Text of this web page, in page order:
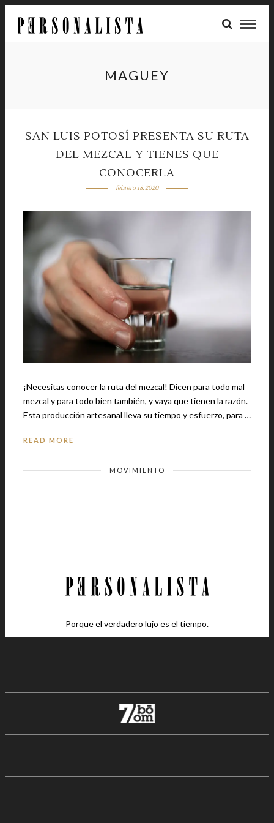
MAGUEY
SAN LUIS POTOSÍ PRESENTA SU RUTA
DEL MEZCAL Y TIENES QUE
CONOCERLA
febrero 18, 2020
¡Necesitas conocer la ruta del mezcal! Dicen para todo mal
mezcal y para todo bien también, y vaya que tienen la razón.
Esta producción artesanal lleva su tiempo y esfuerzo, para …
READ MORE
MOVIMIENTO
Porque el verdadero lujo es el tiempo.